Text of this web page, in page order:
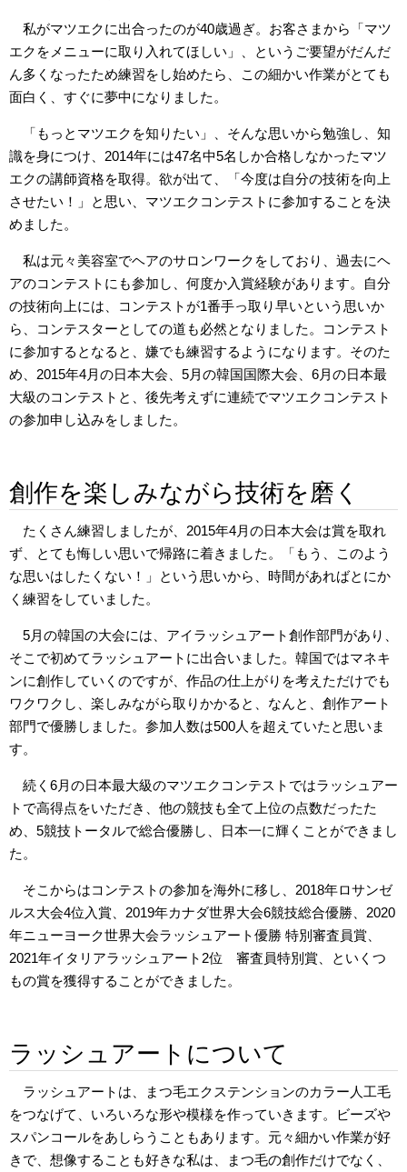
私がマツエクに出合ったのが40歳過ぎ。お客さまから「マツ
エクをメニューに取り入れてほしい」、というご要望がだんだ
ん多くなったため練習をし始めたら、この細かい作業がとても
面白く、すぐに夢中になりました。
「もっとマツエクを知りたい」、そんな思いから勉強し、知
識を身につけ、2014年には47名中5名しか合格しなかったマツ
エクの講師資格を取得。欲が出て、「今度は自分の技術を向上
させたい！」と思い、マツエクコンテストに参加することを決
めました。
私は元々美容室でヘアのサロンワークをしており、過去にヘ
アのコンテストにも参加し、何度か入賞経験があります。自分
の技術向上には、コンテストが1番手っ取り早いという思いか
ら、コンテスターとしての道も必然となりました。コンテスト
に参加するとなると、嫌でも練習するようになります。そのた
め、2015年4月の日本大会、5月の韓国国際大会、6月の日本最
大級のコンテストと、後先考えずに連続でマツエクコンテスト
の参加申し込みをしました。
創作を楽しみながら技術を磨く
たくさん練習しましたが、2015年4月の日本大会は賞を取れ
ず、とても悔しい思いで帰路に着きました。「もう、このよう
な思いはしたくない！」という思いから、時間があればとにか
く練習をしていました。
5月の韓国の大会には、アイラッシュアート創作部門があり、
そこで初めてラッシュアートに出合いました。韓国ではマネキ
ンに創作していくのですが、作品の仕上がりを考えただけでも
ワクワクし、楽しみながら取りかかると、なんと、創作アート
部門で優勝しました。参加人数は500人を超えていたと思いま
す。
続く6月の日本最大級のマツエクコンテストではラッシュアー
トで高得点をいただき、他の競技も全て上位の点数だったた
め、5競技トータルで総合優勝し、日本一に輝くことができまし
た。
そこからはコンテストの参加を海外に移し、2018年ロサンゼ
ルス大会4位入賞、2019年カナダ世界大会6競技総合優勝、2020
年ニューヨーク世界大会ラッシュアート優勝 特別審査員賞、
2021年イタリアラッシュアート2位 審査員特別賞、といくつ
もの賞を獲得することができました。
ラッシュアートについて
ラッシュアートは、まつ毛エクステンションのカラー人工毛
をつなげて、いろいろな形や模様を作っていきます。ビーズや
スパンコールをあしらうこともあります。元々細かい作業が好
きで、想像することも好きな私は、まつ毛の創作だけでなく、